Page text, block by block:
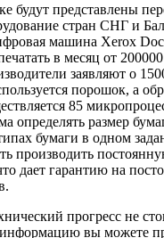
будут представлены
стран СНГ и
машина Xerox
в месяц от
заявляют о
порошок, а
85
определять размер
бумаги в одном
производить
дает гарантию на
прогресс не
вы можете